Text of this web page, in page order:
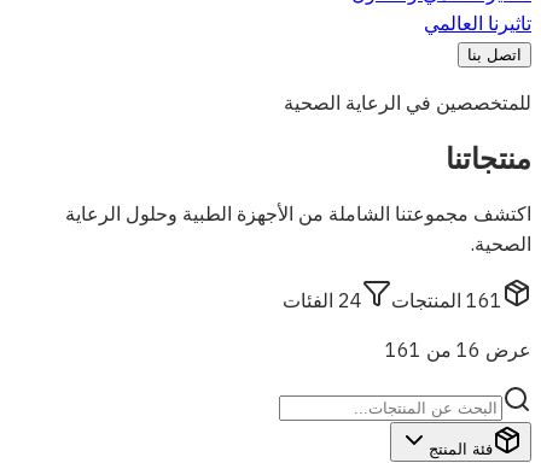
تاثيرنا العالمي
اتصل بنا
للمتخصصين في الرعاية الصحية
منتجاتنا
اكتشف مجموعتنا الشاملة من الأجهزة الطبية وحلول الرعاية
الصحية.
161 المنتجات 24 الفئات
عرض 16 من 161
فئة المنتج